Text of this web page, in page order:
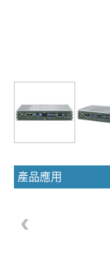
產品應用
‹